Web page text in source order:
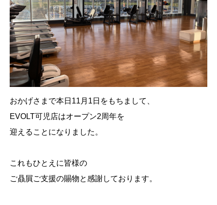
おかげさまで本日 11 月 1 日をもちまして、
EVOLT可児店はオープン2周年を
迎えることになりました。
これもひとえに皆様の
ご贔屓ご支援の賜物と感謝しております。